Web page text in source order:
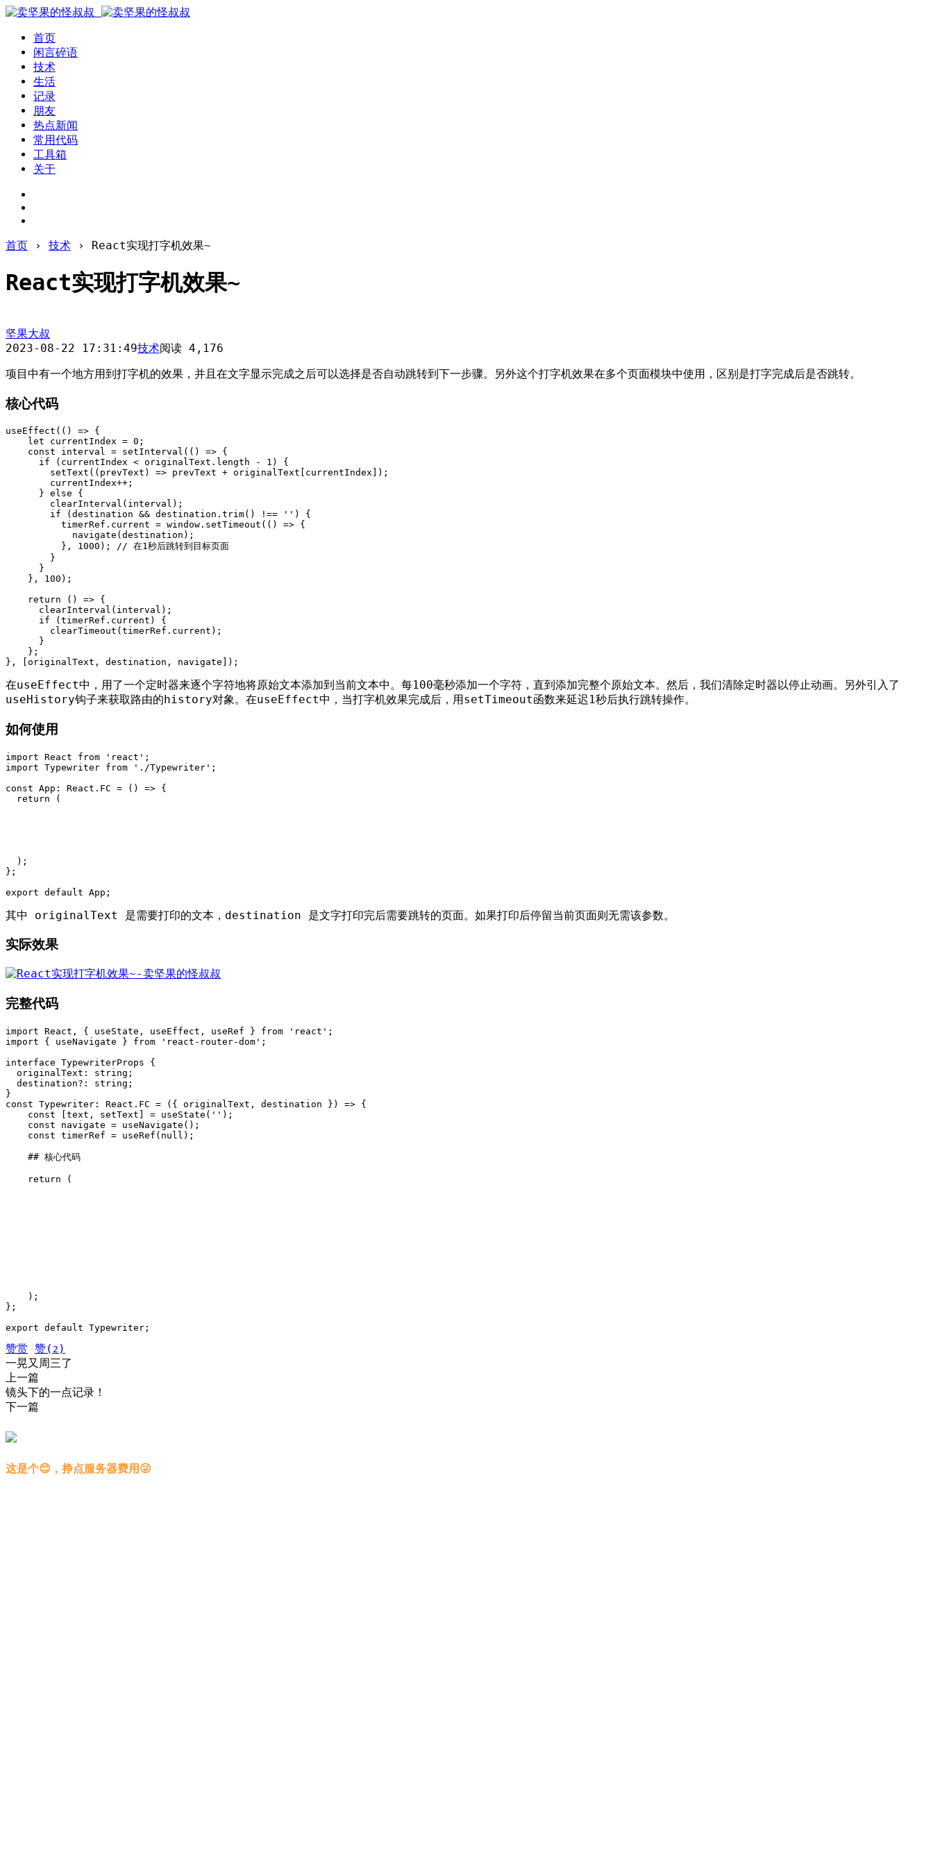
首页
闲言碎语
技术
生活
记录
朋友
热点新闻
常用代码
工具箱
关于
首页 › 技术 › React实现打字机效果~
React实现打字机效果~
坚果大叔
2023-08-22 17:31:49技术阅读 4,176
项目中有一个地方用到打字机的效果，并且在文字显示完成之后可以选择是否自动跳转到下一步骤。另外这个打字机效果在多个页面模块中使用，区别是打字完成后是否跳转。
核心代码
useEffect(() => {
    let currentIndex = 0;
    const interval = setInterval(() => {
      if (currentIndex < originalText.length - 1) {
        setText((prevText) => prevText + originalText[currentIndex]);
        currentIndex++;
      } else {
        clearInterval(interval);
        if (destination && destination.trim() !== '') {
          timerRef.current = window.setTimeout(() => {
            navigate(destination);
          }, 1000); // 在1秒后跳转到目标页面
        }
      }
    }, 100);
    return () => {
      clearInterval(interval);
      if (timerRef.current) {
        clearTimeout(timerRef.current);
      }
    };
}, [originalText, destination, navigate]);
在useEffect中，用了一个定时器来逐个字符地将原始文本添加到当前文本中。每100毫秒添加一个字符，直到添加完整个原始文本。然后，我们清除定时器以停止动画。另外引入了
useHistory钩子来获取路由的history对象。在useEffect中，当打字机效果完成后，用setTimeout函数来延迟1秒后执行跳转操作。
如何使用
import React from 'react';
import Typewriter from './Typewriter';
const App: React.FC = () => {
  return (
  );
};
export default App;
其中 originalText 是需要打印的文本，destination 是文字打印完后需要跳转的页面。如果打印后停留当前页面则无需该参数。
实际效果
完整代码
import React, { useState, useEffect, useRef } from 'react';
import { useNavigate } from 'react-router-dom';
interface TypewriterProps {
  originalText: string;
  destination?: string;
}
const Typewriter: React.FC = ({ originalText, destination }) => {
    const [text, setText] = useState('');
    const navigate = useNavigate();
    const timerRef = useRef
(null);
    ## 核心代码
    return (
    );
};
export default Typewriter;
赞赏 赞( 2 )
一晃又周三了
上一篇
镜头下的一点记录！
下一篇
这是个😊，挣点服务器费用😜